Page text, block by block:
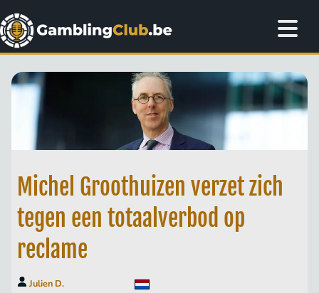
Michel Groothuizen verzet zich
tegen een totaalverbod op
reclame
Julien D.